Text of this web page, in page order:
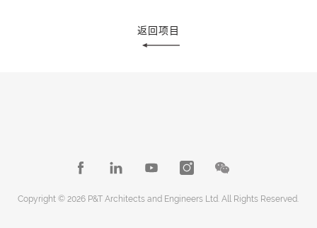
返回项目
Copyright © 2026 P&T Architects and Engineers Ltd. All Rights Reserved.